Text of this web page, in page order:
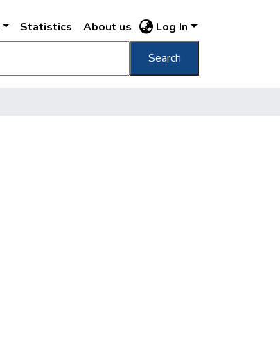
Statistics About us Log In
Search